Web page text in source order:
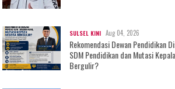
SULSEL KINI Aug 04, 2026
Rekomendasi Dewan Pendidikan
SDM Pendidikan dan Mutasi
Bergulir?